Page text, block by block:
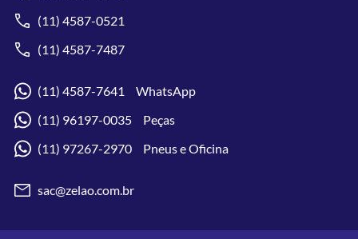
(11) 4587-0521
(11) 4587-7487
(11) 4587-7641 WhatsApp
(11) 96197-0035 Peças
(11) 97267-2970 Pneus e Oficina
sac@zelao.com.br